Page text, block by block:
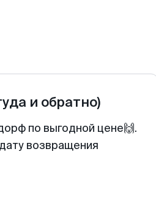
и обратно)
по выгодной цене🙌.
возвращения